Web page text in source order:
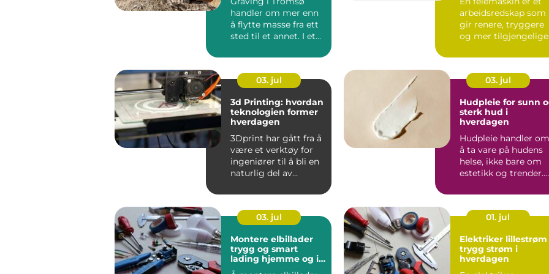
handler om mer enn
å flytte masse fra ett
sted til et annet. I et
arbeidsredskap som
gir renere, tryggere
og mer tilgjengelige
...
03. jul
3d Printing: hvordan
teknologien former
hverdagen
3Dprint har gått fra å
være et verktøy for
ingeniører til å bli en
naturlig del av
03. jul
Hudpleie for sunn
sterk hud i
hverdagen
Hudpleie handler om
å ta vare på hudens
helse, ikke bare om
estetikk og trender.
03. jul
Montere elbillader
trygg og smart
lading hjemme og i
borettslag
01. jul
Elektriker lillestrøm
trygg strøm i
hverdagen